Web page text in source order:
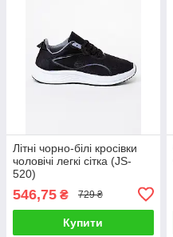
Літні чорно-білі кросівки
чоловічі легкі сітка (JS-
520)
546,75 ₴ 729 ₴
Купити